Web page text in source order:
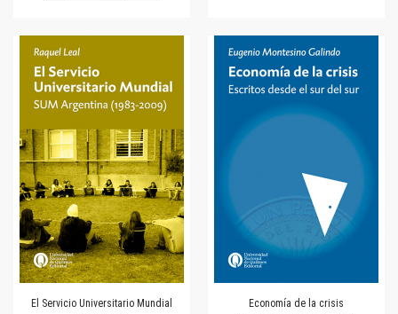
El Servicio Universitario Mundial
Economía de la crisis